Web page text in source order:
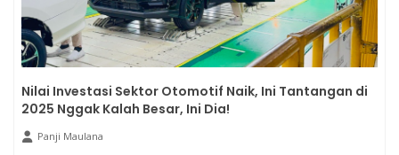
Nilai Investasi Sektor Otomotif Naik, Ini Tantangan di
2025 Nggak Kalah Besar, Ini Dia!
Panji Maulana